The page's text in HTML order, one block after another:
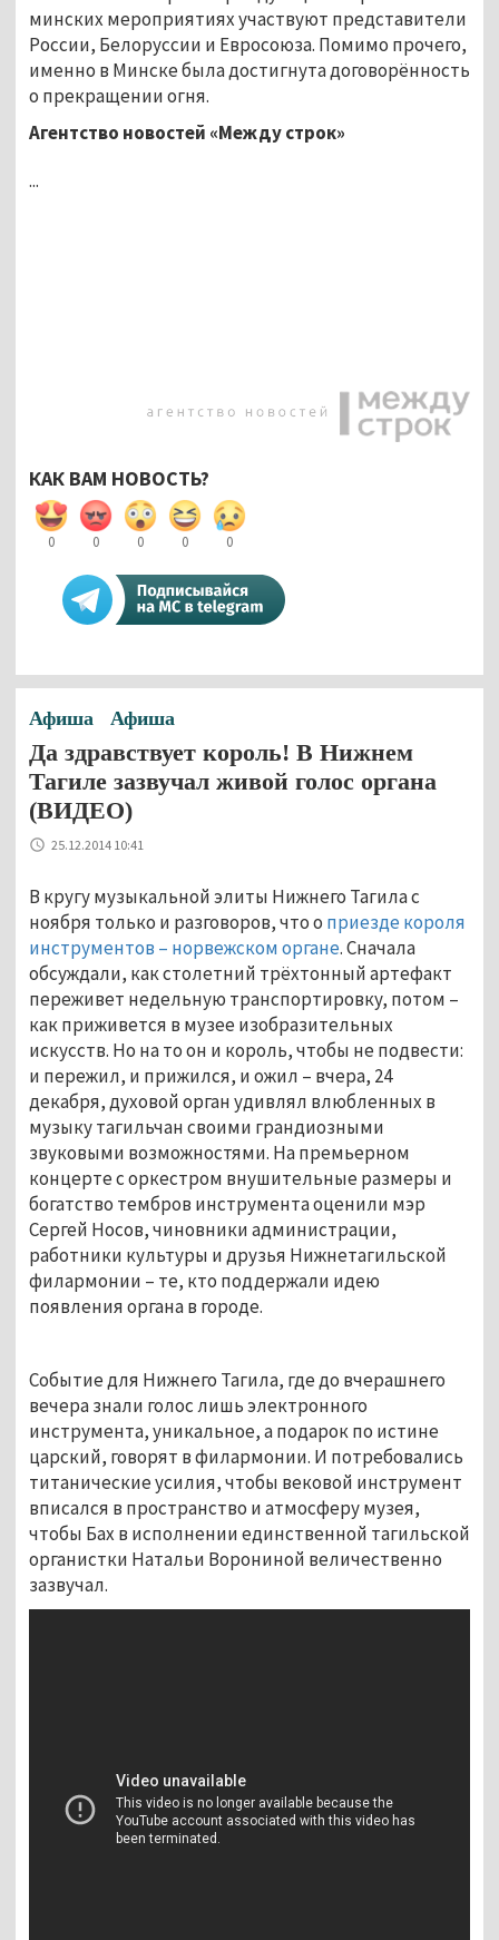
минских мероприятиях участвуют представители
России, Белоруссии и Евросоюза. Помимо прочего,
именно в Минске была достигнута договорённость
о прекращении огня.
Агентство новостей «Между строк»
...
КАК ВАМ НОВОСТЬ?
0 0 0 0 0
Афиша Афиша
Да здравствует король! В Нижнем
Тагиле зазвучал живой голос органа
(ВИДЕО)
25.12.2014 10:41
В кругу музыкальной элиты Нижнего Тагила с
ноября только и разговоров, что о приезде короля
инструментов – норвежском органе. Сначала
обсуждали, как столетний трёхтонный артефакт
переживет недельную транспортировку, потом –
как приживется в музее изобразительных
искусств. Но на то он и король, чтобы не подвести:
и пережил, и прижился, и ожил – вчера, 24
декабря, духовой орган удивлял влюбленных в
музыку тагильчан своими грандиозными
звуковыми возможностями. На премьерном
концерте с оркестром внушительные размеры и
богатство тембров инструмента оценили мэр
Сергей Носов, чиновники администрации,
работники культуры и друзья Нижнетагильской
филармонии – те, кто поддержали идею
появления органа в городе.
Событие для Нижнего Тагила, где до вчерашнего
вечера знали голос лишь электронного
инструмента, уникальное, а подарок по истине
царский, говорят в филармонии. И потребовались
титанические усилия, чтобы вековой инструмент
вписался в пространство и атмосферу музея,
чтобы Бах в исполнении единственной тагильской
органистки Натальи Ворониной величественно
зазвучал.